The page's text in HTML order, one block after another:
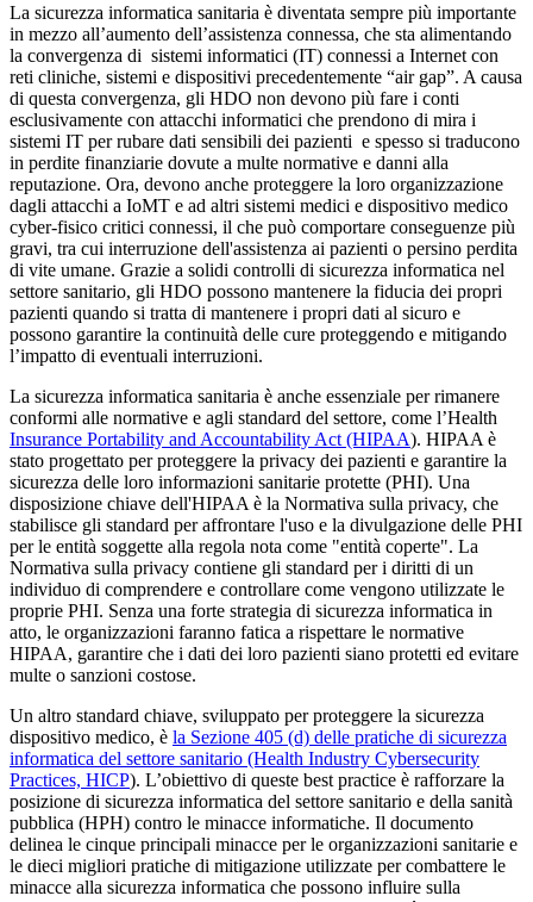
La sicurezza informatica sanitaria è diventata sempre più importante
in mezzo all’aumento dell’assistenza connessa, che sta alimentando
la convergenza di sistemi informatici (IT) connessi a Internet con
reti cliniche, sistemi e dispositivi precedentemente “air gap”. A causa
di questa convergenza, gli HDO non devono più fare i conti
esclusivamente con attacchi informatici che prendono di mira i
sistemi IT per rubare dati sensibili dei pazienti e spesso si traducono
in perdite finanziarie dovute a multe normative e danni alla
reputazione. Ora, devono anche proteggere la loro organizzazione
dagli attacchi a IoMT e ad altri sistemi medici e dispositivo medico
cyber-fisico critici connessi, il che può comportare conseguenze più
gravi, tra cui interruzione dell'assistenza ai pazienti o persino perdita
di vite umane. Grazie a solidi controlli di sicurezza informatica nel
settore sanitario, gli HDO possono mantenere la fiducia dei propri
pazienti quando si tratta di mantenere i propri dati al sicuro e
possono garantire la continuità delle cure proteggendo e mitigando
l’impatto di eventuali interruzioni.
La sicurezza informatica sanitaria è anche essenziale per rimanere
conformi alle normative e agli standard del settore, come l’Health
Insurance Portability and Accountability Act (HIPAA). HIPAA è
stato progettato per proteggere la privacy dei pazienti e garantire la
sicurezza delle loro informazioni sanitarie protette (PHI). Una
disposizione chiave dell'HIPAA è la Normativa sulla privacy, che
stabilisce gli standard per affrontare l'uso e la divulgazione delle PHI
per le entità soggette alla regola nota come "entità coperte". La
Normativa sulla privacy contiene gli standard per i diritti di un
individuo di comprendere e controllare come vengono utilizzate le
proprie PHI. Senza una forte strategia di sicurezza informatica in
atto, le organizzazioni faranno fatica a rispettare le normative
HIPAA, garantire che i dati dei loro pazienti siano protetti ed evitare
multe o sanzioni costose.
Un altro standard chiave, sviluppato per proteggere la sicurezza
dispositivo medico, è la Sezione 405 (d) delle pratiche di sicurezza
informatica del settore sanitario (Health Industry Cybersecurity
Practices, HICP). L’obiettivo di queste best practice è rafforzare la
posizione di sicurezza informatica del settore sanitario e della sanità
pubblica (HPH) contro le minacce informatiche. Il documento
delinea le cinque principali minacce per le organizzazioni sanitarie e
le dieci migliori pratiche di mitigazione utilizzate per combattere le
minacce alla sicurezza informatica che possono influire sulla